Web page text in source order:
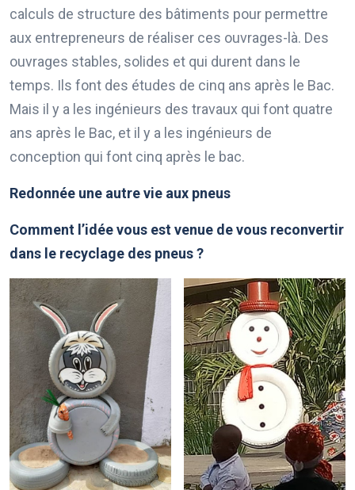
calculs de structure des bâtiments pour permettre
aux entrepreneurs de réaliser ces ouvrages-là. Des
ouvrages stables, solides et qui durent dans le
temps. Ils font des études de cinq ans après le Bac.
Mais il y a les ingénieurs des travaux qui font quatre
ans après le Bac, et il y a les ingénieurs de
conception qui font cinq après le bac.
Redonnée une autre vie aux pneus
Comment l’idée vous est venue de vous reconvertir
dans le recyclage des pneus ?